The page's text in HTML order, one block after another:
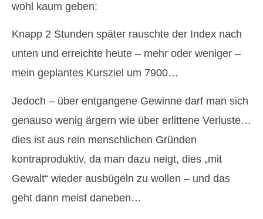
wohl kaum geben:
Knapp 2 Stunden später rauschte der Index nach
unten und erreichte heute – mehr oder weniger –
mein geplantes Kursziel um 7900…
Jedoch – über entgangene Gewinne darf man sich
genauso wenig ärgern wie über erlittene Verluste…
dies ist aus rein menschlichen Gründen
kontraproduktiv, da man dazu neigt, dies „mit
Gewalt“ wieder ausbügeln zu wollen – und das
geht dann meist daneben…